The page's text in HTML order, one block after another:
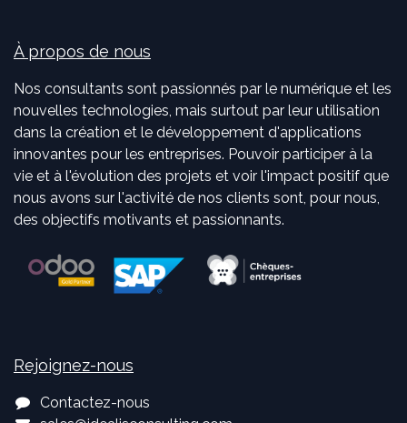
À propos de nous
Nos consultants sont passionnés par le numérique et les
nouvelles technologies, mais surtout par leur utilisation
dans la création et le développement d'applications
innovantes pour les entreprises. Pouvoir participer à la
vie et à l'évolution des projets et voir l'impact positif que
nous avons sur l'activité de nos clients sont, pour nous,
des objectifs motivants et passionnants.
Rejoignez-nous
Contactez-nous